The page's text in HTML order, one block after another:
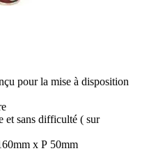
pour la mise à disposition
et sans difficulté ( sur
x P 50mm